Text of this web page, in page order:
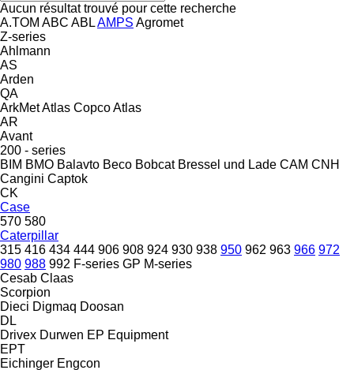
Aucun résultat trouvé pour cette recherche
A.TOM ABC ABLAMPS Agromet
Z-series
Ahlmann
AS
Arden
QA
ArkMetAtlas CopcoAtlas
AR
Avant
200 - series
BIM BMO Balavto Beco Bobcat Bressel und Lade CAM CNH
Cangini Captok
CK
Case
570 580
Caterpillar
315 416 434 444 906 908 924 930 938 950 962 963 966 972
980 988 992 F-series GP M-series
Cesab Claas
Scorpion
Dieci Digmaq Doosan
DL
Drivex Durwen EP Equipment
EPT
Eichinger Engcon